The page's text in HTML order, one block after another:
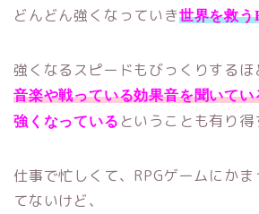
どんどん強くなっていき世界を救う
強くなるスピードもびっくりするほ
音楽や戦っている効果音を聞いてい
強くなっている ということも有り得
仕事で忙しくて、RPGゲームにか
てないけど、